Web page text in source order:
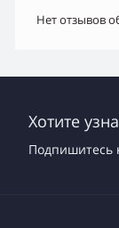
Нет отзывов
Хотите
Подпишитесь